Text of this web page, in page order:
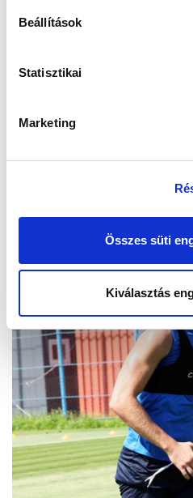
Beállítások
Statisztikai
Marketing
Összes süti
Kiválasztás